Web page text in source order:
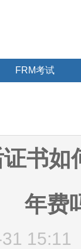
FRM考试
书
年费
15:11